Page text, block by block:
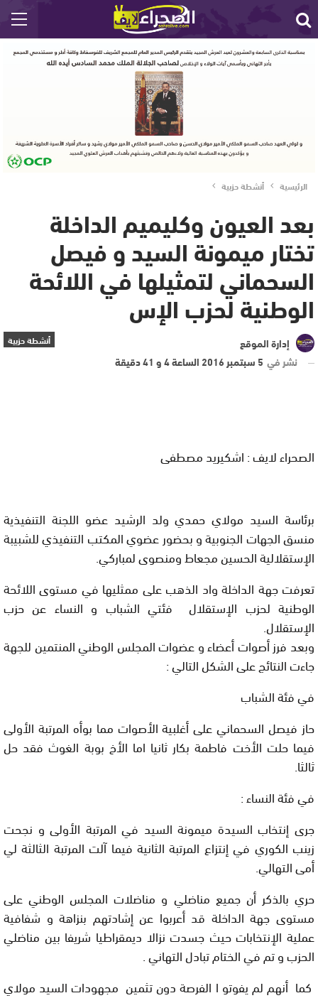
الرئيسية أنشطة حزبية
بعد العيون وكليميم الداخلة
تختار ميمونة السيد و فيصل
السحماني لتمثيلها في اللائحة
الوطنية لحزب الإس
أنشطة حزبية
إدارة الموقع
نشر في 5 سبتمبر 2016 الساعة 4 و 41 دقيقة
الصحراء لايف : اشكيريد مصطفى
برئاسة السيد مولاي حمدي ولد الرشيد عضو اللجنة التنفيذية
منسق الجهات الجنوبية و بحضور عضوي المكتب التنفيذي للشبيبة
الإستقلالية الحسين مجعاط ومنصوى لمباركي.
تعرفت جهة الداخلة واد الذهب على ممثليها في مستوى اللائحة
الوطنية لحزب الإستقلال فئتي الشباب و النساء عن حزب
الإستقلال.
وبعد فرز أصوات أعضاء و عضوات المجلس الوطني المنتمين للجهة
جاءت النتائج على الشكل التالي :
في فئة الشباب
حاز فيصل السحماني على أغلبية الأصوات مما بوأه المرتبة الأولى
فيما حلت الأخت فاطمة بكار ثانيا اما الأخ بوبة الغوث فقد حل
ثالثا.
في فئة النساء :
جرى إنتخاب السيدة ميمونة السيد في المرتبة الأولى و نجحت
زينب الكوري في إنتزاع المرتبة الثانية فيما آلت المرتبة الثالثة لي
أمى التهالي.
حري بالذكر أن جميع مناضلي و مناضلات المجلس الوطني على
مستوى جهة الداخلة قد أعربوا عن إشادتهم بنزاهة و شفافية
عملية الإنتخابات حيث جسدت نزالا ديمقراطيا شريفا بين مناضلي
الحزب و تم في الختام تبادل التهاني .
كما أنهم لم يفوتو ا الفرصة دون تثمين مجهودات السيد مولاي